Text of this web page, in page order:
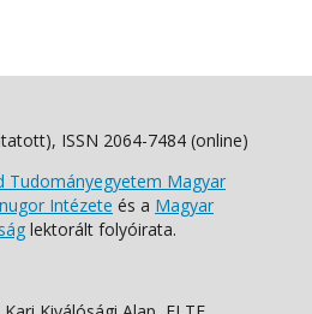
ISSN 2064-7484 (online)
Tudományegyetem Magyar
Intézete és a Magyar
lektorált folyóirata.